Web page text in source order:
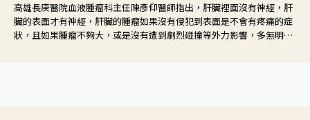
高雄長庚醫院血液腫瘤科主任陳彥仰醫師指出，肝臟裡面沒有神經，肝
臟的表面才有神經，肝臟的腫瘤如果沒有侵犯到表面是不會有疼痛的症
狀，且如果腫瘤不夠大，或是沒有遭到劇烈碰撞等外力影響，多無明顯